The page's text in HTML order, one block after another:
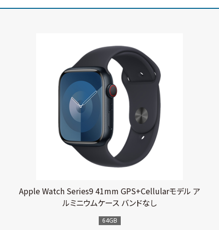
Apple Watch Series9 41mm GPS+Cellularモデル ア
ルミニウムケース バンドなし
64GB